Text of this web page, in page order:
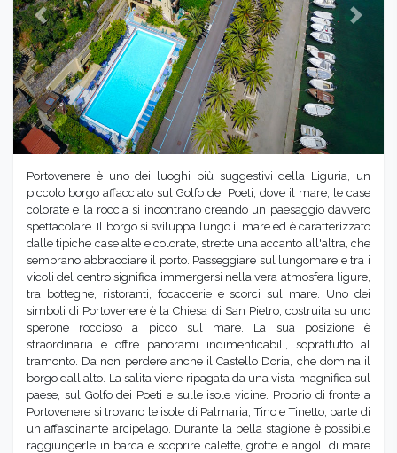
Previous Next
Portovenere è uno dei luoghi più suggestivi della Liguria, un
piccolo borgo affacciato sul Golfo dei Poeti, dove il mare, le case
colorate e la roccia si incontrano creando un paesaggio davvero
spettacolare. Il borgo si sviluppa lungo il mare ed è caratterizzato
dalle tipiche case alte e colorate, strette una accanto all'altra, che
sembrano abbracciare il porto. Passeggiare sul lungomare e tra i
vicoli del centro significa immergersi nella vera atmosfera ligure,
tra botteghe, ristoranti, focaccerie e scorci sul mare. Uno dei
simboli di Portovenere è la Chiesa di San Pietro, costruita su uno
sperone roccioso a picco sul mare. La sua posizione è
straordinaria e offre panorami indimenticabili, soprattutto al
tramonto. Da non perdere anche il Castello Doria, che domina il
borgo dall'alto. La salita viene ripagata da una vista magnifica sul
paese, sul Golfo dei Poeti e sulle isole vicine. Proprio di fronte a
Portovenere si trovano le isole di Palmaria, Tino e Tinetto, parte di
un affascinante arcipelago. Durante la bella stagione è possibile
raggiungerle in barca e scoprire calette, grotte e angoli di mare